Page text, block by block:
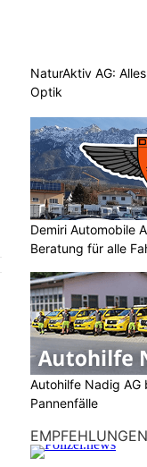
NaturAktiv AG:
Optik
Demiri Automobile
Beratung für alle
Autohilfe Nadig AG
Pannenfälle
EMPFEHLUNGEN